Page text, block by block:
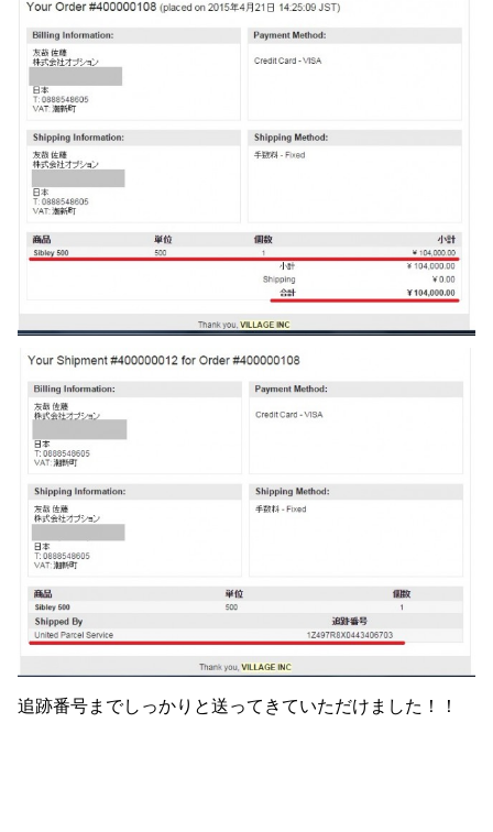
追跡番号までしっかりと送ってきていただけました！！